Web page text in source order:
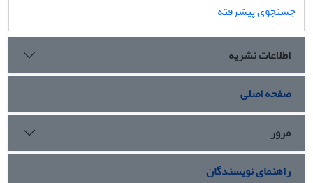
جستجوی پیشرفته
اطلاعات نشریه
صفحه اصلی
مرور
راهنمای نویسندگان